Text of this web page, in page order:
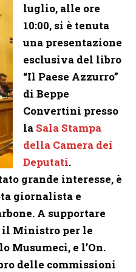
luglio, alle ore
10:00, si è tenuta
una presentazione
esclusiva del libro
“Il Paese Azzurro”
di Beppe
Convertini presso
la Sala Stampa
della Camera dei
Deputati.
grande interesse, è
giornalista e
A supportare
il Ministro per le
Musumeci, e l’On.
delle commissioni